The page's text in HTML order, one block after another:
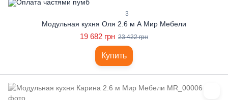
3
Модульная кухня Оля 2.6 м А Мир Мебели
19 682 грн 23 422 грн
Купить